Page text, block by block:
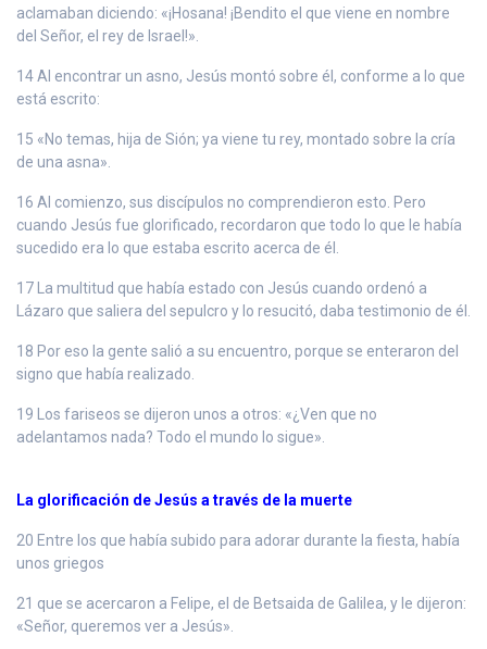
aclamaban diciendo: «¡Hosana! ¡Bendito el que viene en nombre
del Señor, el rey de Israel!».
14 Al encontrar un asno, Jesús montó sobre él, conforme a lo que
está escrito:
15 «No temas, hija de Sión; ya viene tu rey, montado sobre la cría
de una asna».
16 Al comienzo, sus discípulos no comprendieron esto. Pero
cuando Jesús fue glorificado, recordaron que todo lo que le había
sucedido era lo que estaba escrito acerca de él.
17 La multitud que había estado con Jesús cuando ordenó a
Lázaro que saliera del sepulcro y lo resucitó, daba testimonio de él.
18 Por eso la gente salió a su encuentro, porque se enteraron del
signo que había realizado.
19 Los fariseos se dijeron unos a otros: «¿Ven que no
adelantamos nada? Todo el mundo lo sigue».
La glorificación de Jesús a través de la muerte
20 Entre los que había subido para adorar durante la fiesta, había
unos griegos
21 que se acercaron a Felipe, el de Betsaida de Galilea, y le dijeron:
«Señor, queremos ver a Jesús».